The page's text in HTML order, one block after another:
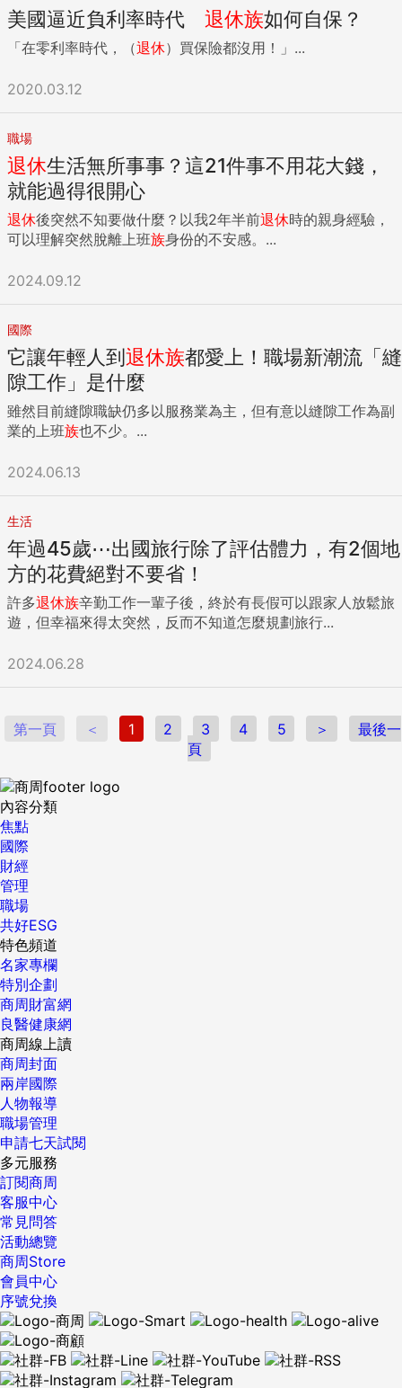
美國逼近負利率時代 退休族如何自保？
「在零利率時代，（退休）買保險都沒用！」...
2020.03.12
職場
退休生活無所事事？這21件事不用花大錢，
就能過得很開心
退休後突然不知要做什麼？以我2年半前退休時的親身經驗，
可以理解突然脫離上班族身份的不安感。...
2024.09.12
國際
它讓年輕人到退休族都愛上！職場新潮流「縫
隙工作」是什麼
雖然目前縫隙職缺仍多以服務業為主，但有意以縫隙工作為副
業的上班族也不少。...
2024.06.13
生活
年過45歲⋯出國旅行除了評估體力，有2個地
方的花費絕對不要省！
許多退休族辛勤工作一輩子後，終於有長假可以跟家人放鬆旅
遊，但幸福來得太突然，反而不知道怎麼規劃旅行...
2024.06.28
第一頁 ＜ 1 2 3 4 5 ＞
最後一
頁
內容分類
焦點
國際
財經
管理
職場
共好ESG
特色頻道
名家專欄
特別企劃
商周財富網
良醫健康網
商周線上讀
商周封面
兩岸國際
人物報導
職場管理
申請七天試閱
多元服務
訂閱商周
客服中心
常見問答
活動總覽
商周Store
會員中心
序號兌換